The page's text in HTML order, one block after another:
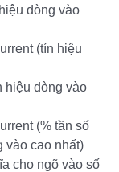
dòng vào
(tín hiệu
hiệu dòng vào
(% tần số
vào cao nhất)
cho ngõ vào số